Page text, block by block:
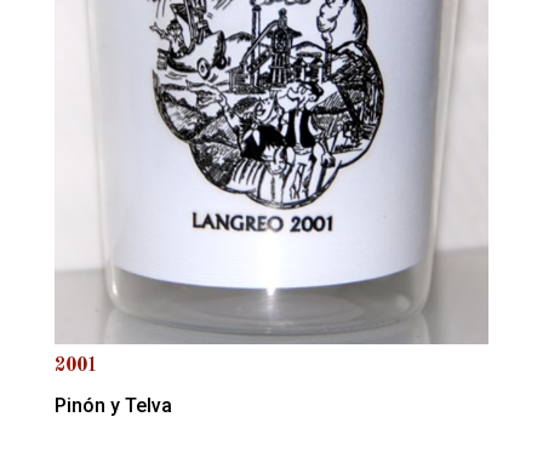
2001
Pinón y Telva